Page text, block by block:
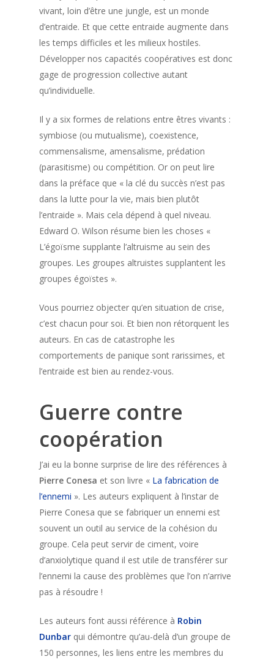
vivant, loin d’être une jungle, est un monde
d’entraide. Et que cette entraide augmente dans
les temps difficiles et les milieux hostiles.
Développer nos capacités coopératives est donc
gage de progression collective autant
qu’individuelle.
Il y a six formes de relations entre êtres vivants :
symbiose (ou mutualisme), coexistence,
commensalisme, amensalisme, prédation
(parasitisme) ou compétition. Or on peut lire
dans la préface que « la clé du succès n’est pas
dans la lutte pour la vie, mais bien plutôt
l’entraide ». Mais cela dépend à quel niveau.
Edward O. Wilson résume bien les choses «
L’égoïsme supplante l’altruisme au sein des
groupes. Les groupes altruistes supplantent les
groupes égoïstes ».
Vous pourriez objecter qu’en situation de crise,
c’est chacun pour soi. Et bien non rétorquent les
auteurs. En cas de catastrophe les
comportements de panique sont rarissimes, et
l’entraide est bien au rendez-vous.
Guerre contre
coopération
J’ai eu la bonne surprise de lire des références à
Pierre Conesa et son livre « La fabrication de
l’ennemi ». Les auteurs expliquent à l’instar de
Pierre Conesa que se fabriquer un ennemi est
souvent un outil au service de la cohésion du
groupe. Cela peut servir de ciment, voire
d’anxiolytique quand il est utile de transférer sur
l’ennemi la cause des problèmes que l’on n’arrive
pas à résoudre !
Les auteurs font aussi référence à Robin
Dunbar qui démontre qu’au-delà d’un groupe de
150 personnes, les liens entre les membres du